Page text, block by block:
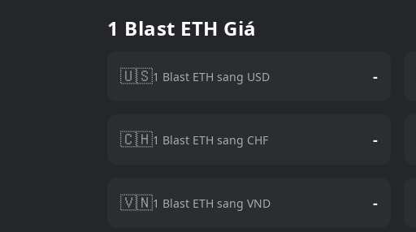
1 Blast ETH Giá
🇺🇸1 Blast ETH sang USD -
🇨🇭1 Blast ETH sang CHF -
🇻🇳1 Blast ETH sang VND -